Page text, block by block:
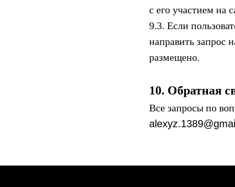
с его участием на
9.3. Если
направить запрос
размещено.
10. Обратная
Все запросы по